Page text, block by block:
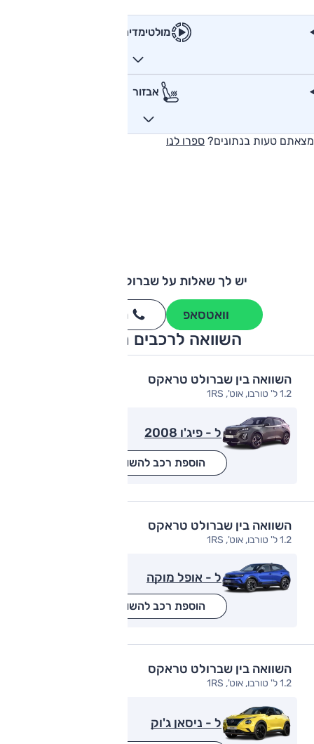
מולטימדיה
אבזור
מצאתם טעות בנתונים? ספרו לנו
יש לך שאלות על שברולט טראקס?
וואטסאפ חייגו
השוואה לרכבים מתחרים
השוואה בין שברולט טראקס
1.2 ל' טורבו, אוט', 1RS
ל - פיג'ו 2008
הוספת רכב להשוואה
השוואה בין שברולט טראקס
1.2 ל' טורבו, אוט', 1RS
ל - אופל מוקה
הוספת רכב להשוואה
השוואה בין שברולט טראקס
1.2 ל' טורבו, אוט', 1RS
ל - ניסאן ג'וק